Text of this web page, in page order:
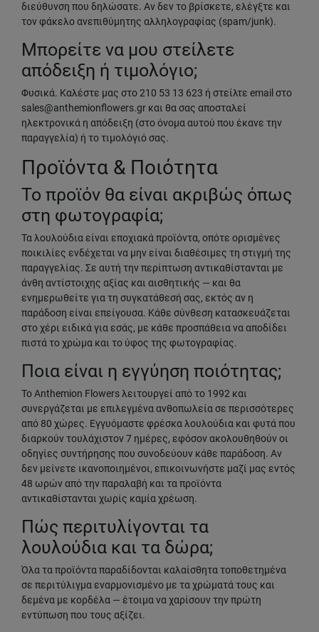
διεύθυνση που δηλώσατε. Αν δεν το βρίσκετε, ελέγξτε και
τον φάκελο ανεπιθύμητης αλληλογραφίας (spam/junk).
Μπορείτε να μου στείλετε
απόδειξη ή τιμολόγιο;
Φυσικά. Καλέστε μας στο 210 53 13 623 ή στείλτε email στο
sales@anthemionflowers.gr και θα σας αποσταλεί
ηλεκτρονικά η απόδειξη (στο όνομα αυτού που έκανε την
παραγγελία) ή το τιμολόγιό σας.
Προϊόντα & Ποιότητα
Το προϊόν θα είναι ακριβώς όπως
στη φωτογραφία;
Τα λουλούδια είναι εποχιακά προϊόντα, οπότε ορισμένες
ποικιλίες ενδέχεται να μην είναι διαθέσιμες τη στιγμή της
παραγγελίας. Σε αυτή την περίπτωση αντικαθίστανται με
άνθη αντίστοιχης αξίας και αισθητικής — και θα
ενημερωθείτε για τη συγκατάθεσή σας, εκτός αν η
παράδοση είναι επείγουσα. Κάθε σύνθεση κατασκευάζεται
στο χέρι ειδικά για εσάς, με κάθε προσπάθεια να αποδίδει
πιστά το χρώμα και το ύφος της φωτογραφίας.
Ποια είναι η εγγύηση ποιότητας;
Το Anthemion Flowers λειτουργεί από το 1992 και
συνεργάζεται με επιλεγμένα ανθοπωλεία σε περισσότερες
από 80 χώρες. Εγγυόμαστε φρέσκα λουλούδια και φυτά που
διαρκούν τουλάχιστον 7 ημέρες, εφόσον ακολουθηθούν οι
οδηγίες συντήρησης που συνοδεύουν κάθε παράδοση. Αν
δεν μείνετε ικανοποιημένοι, επικοινωνήστε μαζί μας εντός
48 ωρών από την παραλαβή και τα προϊόντα
αντικαθίστανται χωρίς καμία χρέωση.
Πώς περιτυλίγονται τα
λουλούδια και τα δώρα;
Όλα τα προϊόντα παραδίδονται καλαίσθητα τοποθετημένα
σε περιτύλιγμα εναρμονισμένο με τα χρώματά τους και
δεμένα με κορδέλα — έτοιμα να χαρίσουν την πρώτη
εντύπωση που τους αξίζει.